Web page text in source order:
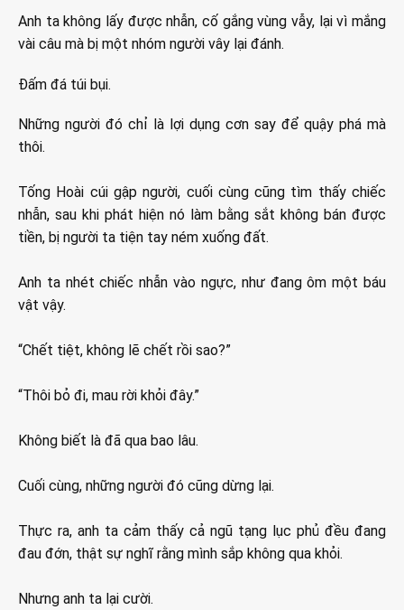
Anh ta không lấy được nhẫn, cố gắng vùng vẫy, lại vì mắng
vài câu mà bị một nhóm người vây lại đánh.
Đấm đá túi bụi.
Những người đó chỉ là lợi dụng cơn say để quậy phá mà
thôi.
Tống Hoài cúi gập người, cuối cùng cũng tìm thấy chiếc
nhẫn, sau khi phát hiện nó làm bằng sắt không bán được
tiền, bị người ta tiện tay ném xuống đất.
Anh ta nhét chiếc nhẫn vào ngực, như đang ôm một báu
vật vậy.
“Chết tiệt, không lẽ chết rồi sao?”
“Thôi bỏ đi, mau rời khỏi đây.”
Không biết là đã qua bao lâu.
Cuối cùng, những người đó cũng dừng lại.
Thực ra, anh ta cảm thấy cả ngũ tạng lục phủ đều đang
đau đớn, thật sự nghĩ rằng mình sắp không qua khỏi.
Nhưng anh ta lại cười.